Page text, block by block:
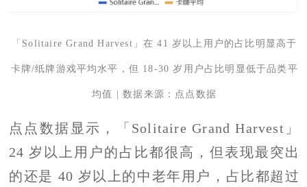
「Solitaire Grand Harvest」在 41 岁以上用户的占比明显高于
卡牌/纸牌游戏平均水平，但 18-30 岁用户占比明显低于品类平
均值 | 数据来源：点点数据
点点数据显示，「Solitaire Grand Harvest」
24 岁以上用户的占比都很高，但表现最突出
的还是 40 岁以上的中老年用户，占比都超过